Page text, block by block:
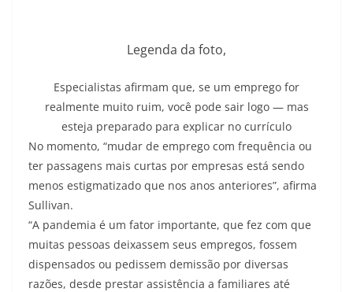
Legenda da foto,
Especialistas afirmam que, se um emprego for
realmente muito ruim, você pode sair logo — mas
esteja preparado para explicar no currículo
No momento, “mudar de emprego com frequência ou
ter passagens mais curtas por empresas está sendo
menos estigmatizado que nos anos anteriores”, afirma
Sullivan.
“A pandemia é um fator importante, que fez com que
muitas pessoas deixassem seus empregos, fossem
dispensados ou pedissem demissão por diversas
razões, desde prestar assistência a familiares até